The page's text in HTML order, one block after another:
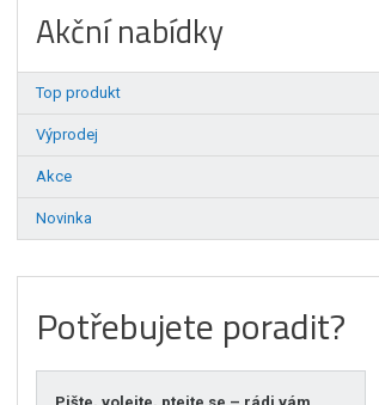
Akční nabídky
Top produkt
Výprodej
Akce
Novinka
Potřebujete poradit?